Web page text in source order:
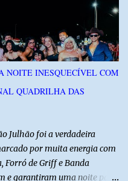
de embriaguez, foi levado
Mossoró, e autuado em
a presença de álcool no
veículo estavam
uma partida de futebol. O
leves. A criança, que
ferida, precisou ser
NOITE INESQUECÍVEL COM
QUADRILHA DAS
Julhão foi a verdadeira
por muita energia com
Forró de Griff e Banda
e garantiram uma noite para